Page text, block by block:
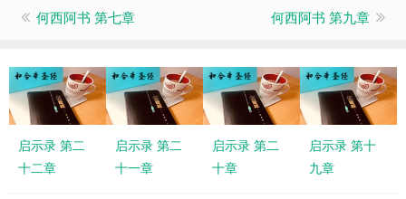
何西阿书 第七章 何西阿书 第九章
启示录 第二
十二章
启示录 第二
十一章
启示录 第二
十章
启示录 第十
九章